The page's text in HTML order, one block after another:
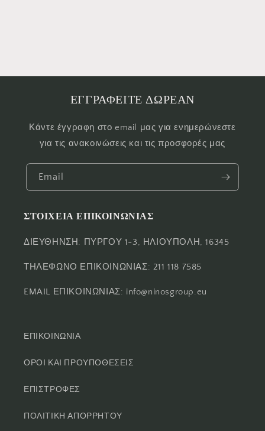
ΕΓΓΡΑΦΕΙΤΕ ΔΩΡΕΑΝ
Κάντε έγγραφη στο email μας για ενημερώνεστε
για τις ανακοινώσεις και τις προσφορές μας
Email
ΣΤΟΙΧΕΙΑ ΕΠΙΚΟΙΝΩΝΙΑΣ
ΔΙΕΥΘΗΝΣΗ: ΠΥΡΓΟΥ 1-3, ΗΛΙΟΥΠΟΛΗ, 16345
ΤΗΛΕΦΩΝΟ ΕΠΙΚΟΙΝΩΝΙΑΣ: 211 118 7585
EMAIL ΕΠΙΚΟΙΝΩΝΙΑΣ: info@ninosgroup.eu
ΕΠΙΚΟΙΝΩΝΙΑ
ΟΡΟΙ ΚΑΙ ΠΡΟΥΠΟΘΕΣΕΙΣ
ΕΠΙΣΤΡΟΦΕΣ
ΠΟΛΙΤΙΚΗ ΑΠΟΡΡΗΤΟΥ